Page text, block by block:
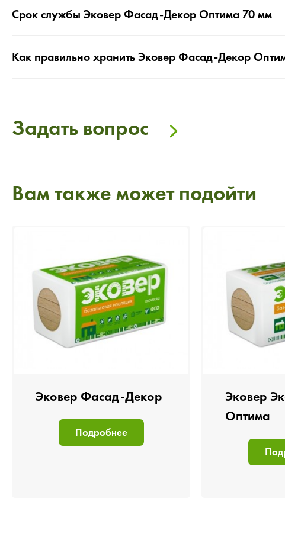
Срок службы Эковер Фасад-Декор Оптима 70 мм
Как правильно хранить Эковер Фасад-Декор
Задать вопрос
Вам также может подойти
Эковер Фасад-Декор
Подробнее
Эковер
Оптима